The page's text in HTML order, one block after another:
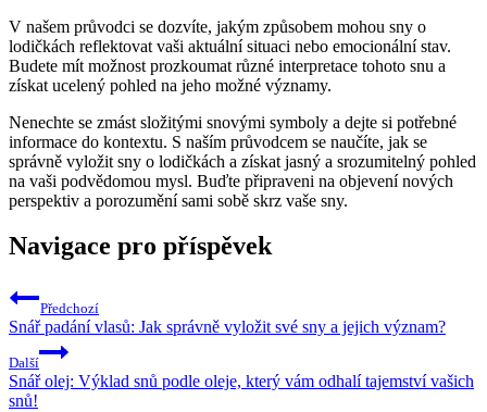
V našem průvodci se dozvíte, jakým způsobem mohou sny o
lodičkách reflektovat vaši aktuální situaci nebo emocionální stav.
Budete mít možnost prozkoumat různé interpretace tohoto snu a
získat ucelený pohled na jeho možné významy.
Nenechte se zmást složitými snovými symboly a dejte si potřebné
informace do kontextu. S naším průvodcem se naučíte, jak se
správně vyložit sny o lodičkách a získat jasný a srozumitelný pohled
na vaši podvědomou mysl. Buďte připraveni na objevení nových
perspektiv a porozumění sami sobě skrz vaše sny.
Navigace pro příspěvek
Předchozí
Snář padání vlasů: Jak správně vyložit své sny a jejich význam?
Další
Snář olej: Výklad snů podle oleje, který vám odhalí tajemství vašich
snů!